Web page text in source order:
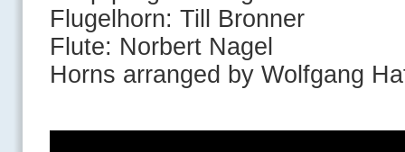
Flugelhorn: Till Bronner
Flute: Norbert Nagel
Horns arranged by Wolfgang